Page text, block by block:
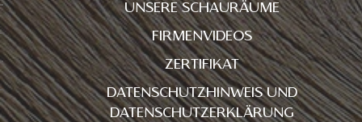
UNSERE SCHAURÄUME
FIRMENVIDEOS
ZERTIFIKAT
DATENSCHUTZHINWEIS UND
DATENSCHUTZERKLÄRUNG